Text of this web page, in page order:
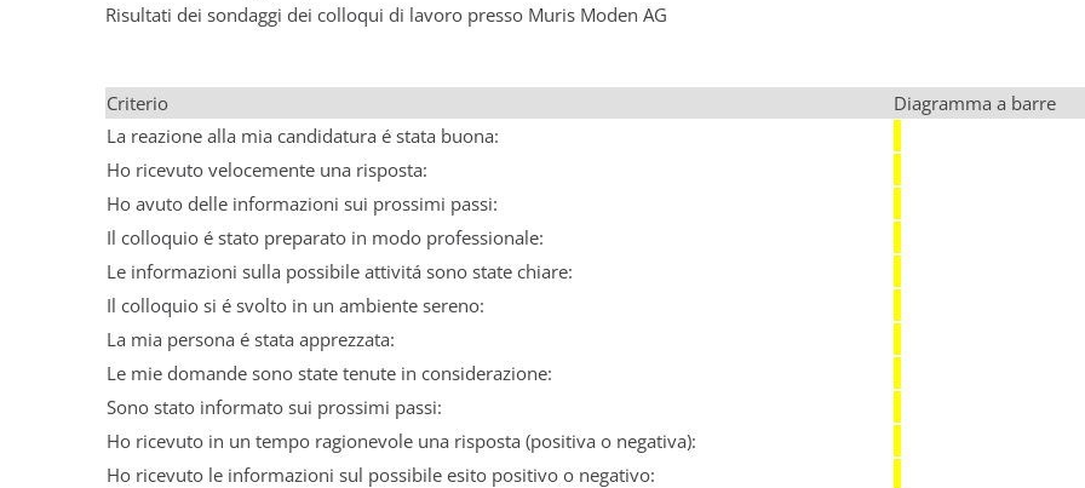
Risultati dei sondaggi dei colloqui di lavoro presso Muris Moden AG
Criterio
Diagramma a barre
La reazione alla mia candidatura é stata buona:
Ho ricevuto velocemente una risposta:
Ho avuto delle informazioni sui prossimi passi:
Il colloquio é stato preparato in modo professionale:
Le informazioni sulla possibile attivitá sono state chiare:
Il colloquio si é svolto in un ambiente sereno:
La mia persona é stata apprezzata:
Le mie domande sono state tenute in considerazione:
Sono stato informato sui prossimi passi:
Ho ricevuto in un tempo ragionevole una risposta (positiva o negativa):
Ho ricevuto le informazioni sul possibile esito positivo o negativo: